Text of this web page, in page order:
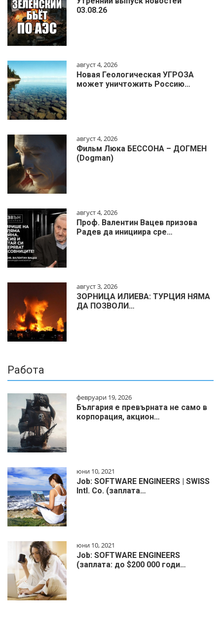
03.08.26
август 4, 2026
Новая Геологическая УГРОЗА
может уничтожить Россию…
август 4, 2026
Фильм Люка БЕССОНА – ДОГМЕН
(Dogman)
август 4, 2026
Проф. Валентин Вацев призова
Радев да инициира сре…
август 3, 2026
ЗОРНИЦА ИЛИЕВА: ТУРЦИЯ НЯМА
ДА ПОЗВОЛИ…
Работа
февруари 19, 2026
България е превърната не само в
корпорация, акцион…
юни 10, 2021
Job: SOFTWARE ENGINEERS | SWISS
Intl. Co. (заплата…
юни 10, 2021
Job: SOFTWARE ENGINEERS
(заплата: до $200 000 годи…